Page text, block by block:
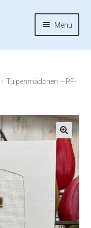
Menü
Tulpenmädchen – PP-
🔍